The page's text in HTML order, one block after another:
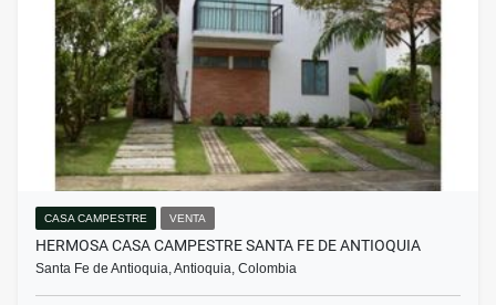
CASA CAMPESTRE VENTA
HERMOSA CASA CAMPESTRE SANTA FE DE ANTIOQUIA
Santa Fe de Antioquia, Antioquia, Colombia